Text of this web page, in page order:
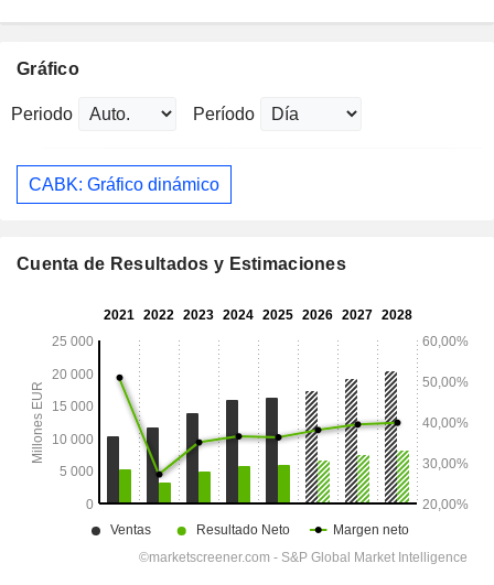
Gráfico
Periodo Período
CABK: Gráfico dinámico
Cuenta de Resultados y Estimaciones